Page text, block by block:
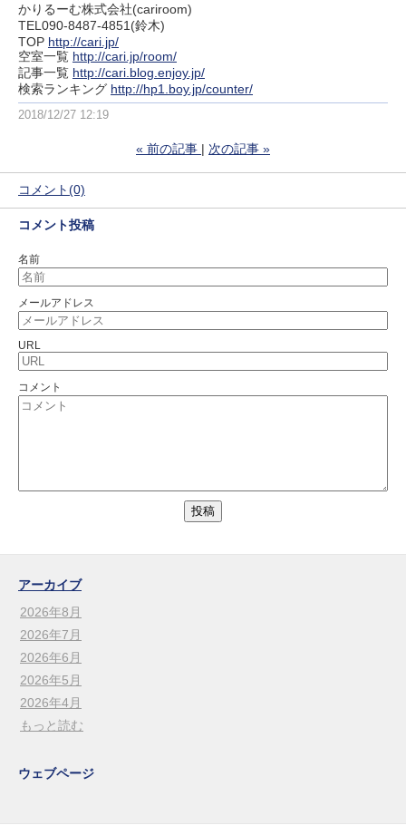
かりるーむ株式会社(cariroom)
TEL090-8487-4851(鈴木)
TOP http://cari.jp/
空室一覧 http://cari.jp/room/
記事一覧 http://cari.blog.enjoy.jp/
検索ランキング http://hp1.boy.jp/counter/
2018/12/27 12:19
« 前の記事 次の記事 »
コメント(0)
コメント投稿
名前
メールアドレス
URL
コメント
アーカイブ
2026年8月
2026年7月
2026年6月
2026年5月
2026年4月
もっと読む
ウェブページ